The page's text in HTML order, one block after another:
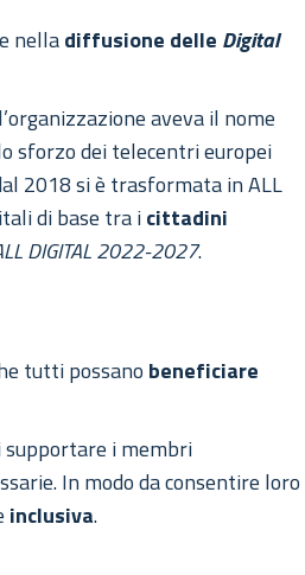
nelladiffusione delle Digital
aveva il nome
sforzo dei telecentri europei
2018 si è trasformata in ALL
di base tra icittadini
DIGITAL 2022-2027.
tutti possano beneficiare
supportare i membri
In modo da consentire loro
inclusiva.